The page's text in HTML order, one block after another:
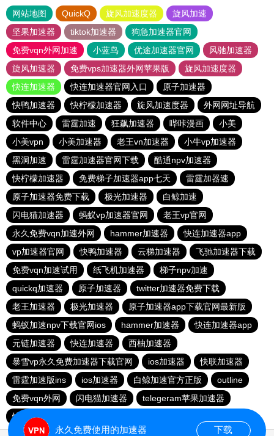
网站地图 QuickQ 旋风加速度器
旋风加速
坚果加速器
tiktok加速器
狗急加速器官网
免费vqn外网加速
小蓝鸟 优途加速器官网
风驰加速器
旋风加速器
免费vps加速器外网苹果版
旋风加速度器
快连加速器
快连加速器官网入口
原子加速器
快鸭加速器
快柠檬加速器 旋风加速度器
外网网址导航
软件中心
雷霆加速 狂飙加速器 哔咔漫画
小美
小美vpn
小美加速器 老王vn加速器
小牛vp加速器
黑洞加速
雷霆加速器官网下载
酷通npv加速器
快柠檬加速器
免费梯子加速器app七天
雷霆加器速
原子加速器免费下载
极光加速器
白鲸加速
闪电猫加速器
蚂蚁vp加速器官网
老王vp官网
永久免费vqn加速外网
hammer加速器
快连加速器app
vp加速器官网
快鸭加速器 云梯加速器
飞驰加速器下载
免费vqn加速试用
纸飞机加速器
梯子npv加速
quickq加速器
原子加速器
twitter加速器免费下载
老王加速器
极光加速器
原子加速器app下载官网最新版
蚂蚁加速npv下载官网ios
hammer加速器
快连加速器app
元链加速器
快连加速器
西柚加速器
暴雪vp永久免费加速器下载官网
ios加速器
快联加速器
雷霆加速版ins
ios加速器 白鲸加速官方正版
outline
免费vqn外网
闪电猫加速器
telegeram苹果加速器
快连lets加速器
永久免费使用的加速器 下载